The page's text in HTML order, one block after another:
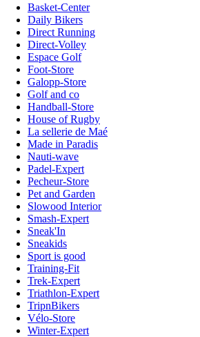
Basket-Center
Daily Bikers
Direct Running
Direct-Volley
Espace Golf
Foot-Store
Galopp-Store
Golf and co
Handball-Store
House of Rugby
La sellerie de Maé
Made in Paradis
Nauti-wave
Padel-Expert
Pecheur-Store
Pet and Garden
Slowood Interior
Smash-Expert
Sneak'In
Sneakids
Sport is good
Training-Fit
Trek-Expert
Triathlon-Expert
TripnBikers
Vélo-Store
Winter-Expert